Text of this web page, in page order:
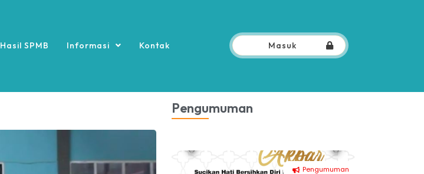
Hasil SPMB Informasi Kontak Masuk
Pengumuman
Pengumuman Pengumuman